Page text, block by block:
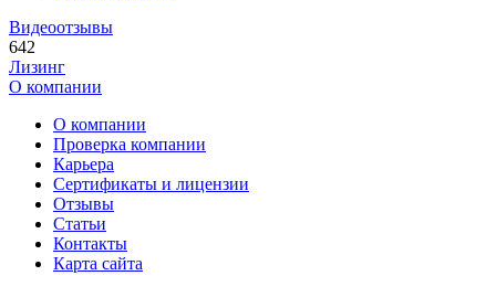
Видеоотзывы
642
Лизинг
О компании
О компании
Проверка компании
Карьера
Сертификаты и лицензии
Отзывы
Статьи
Контакты
Карта сайта